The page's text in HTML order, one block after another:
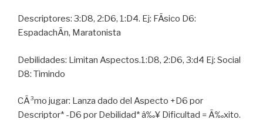
Descriptores: 3:D8, 2:D6, 1:D4. Ej: FÃ­sico D6:
EspadachÃ­n, Maratonista
Debilidades: Limitan Aspectos.1:D8, 2:D6, 3:d4 Ej: Social
D8: Timindo
CÃ³mo jugar: Lanza dado del Aspecto +D6 por
Descriptor* -D6 por Debilidad* â‰¥ Dificultad = Ã‰xito.